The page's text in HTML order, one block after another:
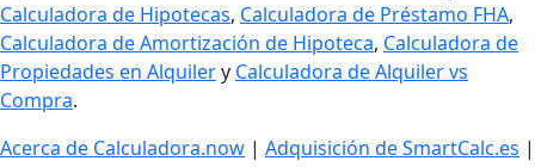
Calculadora de Hipotecas, Calculadora de Préstamo FHA,
Calculadora de Amortización de Hipoteca, Calculadora de
Propiedades en Alquilery Calculadora de Alquiler vs
Compra.
Acerca de Calculadora.now | Adquisición de SmartCalc.es |